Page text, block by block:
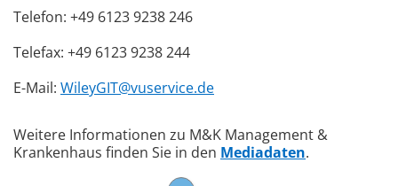
Telefon: +49 6123 9238 246
Telefax: +49 6123 9238 244
E-Mail: WileyGIT@vuservice.de
Weitere Informationen zu M&K Management &
Krankenhaus finden Sie in den Mediadaten.